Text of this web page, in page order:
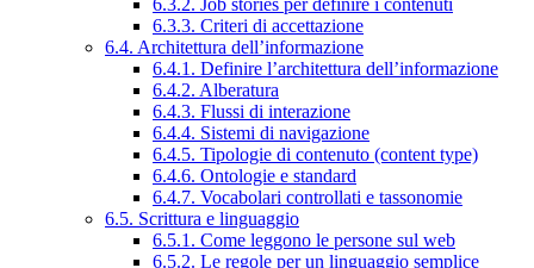
6.3.3. Criteri di accettazione
6.4. Architettura dell’informazione
6.4.1. Definire l’architettura dell’informazione
6.4.2. Alberatura
6.4.3. Flussi di interazione
6.4.4. Sistemi di navigazione
6.4.5. Tipologie di contenuto (content type)
6.4.6. Ontologie e standard
6.4.7. Vocabolari controllati e tassonomie
6.5. Scrittura e linguaggio
6.5.1. Come leggono le persone sul web
6.5.2. Le regole per un linguaggio semplice